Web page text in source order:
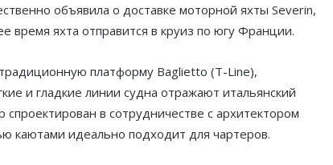
объявила о доставке моторной яхты Severin,
яхта отправится в круиз по югу Франции.
платформу Baglietto (T-Line),
и гладкие линии судна отражают итальянский
в сотрудничестве с архитектором
каютами идеально подходит для чартеров.